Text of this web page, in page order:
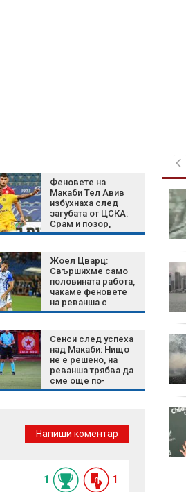
Феновете на
Макаби Тел Авив
избухнаха след
загубата от ЦСКА:
Срам и позор,
истината лъсна
Жоел Цварц:
Свършихме само
половината работа,
чакаме феновете
на реванша с
Макаби (Тел Авив)
Сенси след успеха
над Макаби: Нищо
не е решено, на
реванша трябва да
сме още по-
концентрирани
Шум, бетон и жеги: Как
животните се
променят, за да
оцелеят сред хората?
Късна емисия
Късна емисия
появява и какво
наистина работи
Напиши коментар
1 1